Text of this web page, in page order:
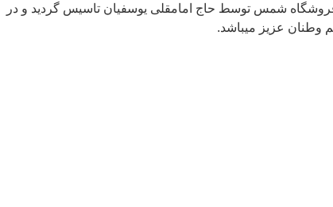
با نام تجاری جهان آلومینیوم در تهیه و توزیع انواع ورقها و مقاطع آلومینیوم در آلیاژهای مختلف در سال 1350 با نام فروشگاه شمس توسط حاج امامقلی یوسفیان تاسیس گردید و در